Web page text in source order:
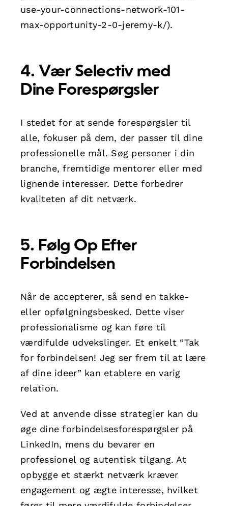
use-your-connections-network-101-
max-opportunity-2-0-jeremy-k/).
4. Vær Selectiv med
Dine Forespørgsler
I stedet for at sende forespørgsler til
alle, fokuser på dem, der passer til dine
professionelle mål. Søg personer i din
branche, fremtidige mentorer eller med
lignende interesser. Dette forbedrer
kvaliteten af dit netværk.
5. Følg Op Efter
Forbindelsen
Når de accepterer, så send en takke-
eller opfølgningsbesked. Dette viser
professionalisme og kan føre til
værdifulde udvekslinger. Et enkelt “Tak
for forbindelsen! Jeg ser frem til at lære
af dine ideer” kan etablere en varig
relation.
Ved at anvende disse strategier kan du
øge dine forbindelsesforespørgsler på
LinkedIn, mens du bevarer en
professionel og autentisk tilgang. At
opbygge et stærkt netværk kræver
engagement og ægte interesse, hvilket